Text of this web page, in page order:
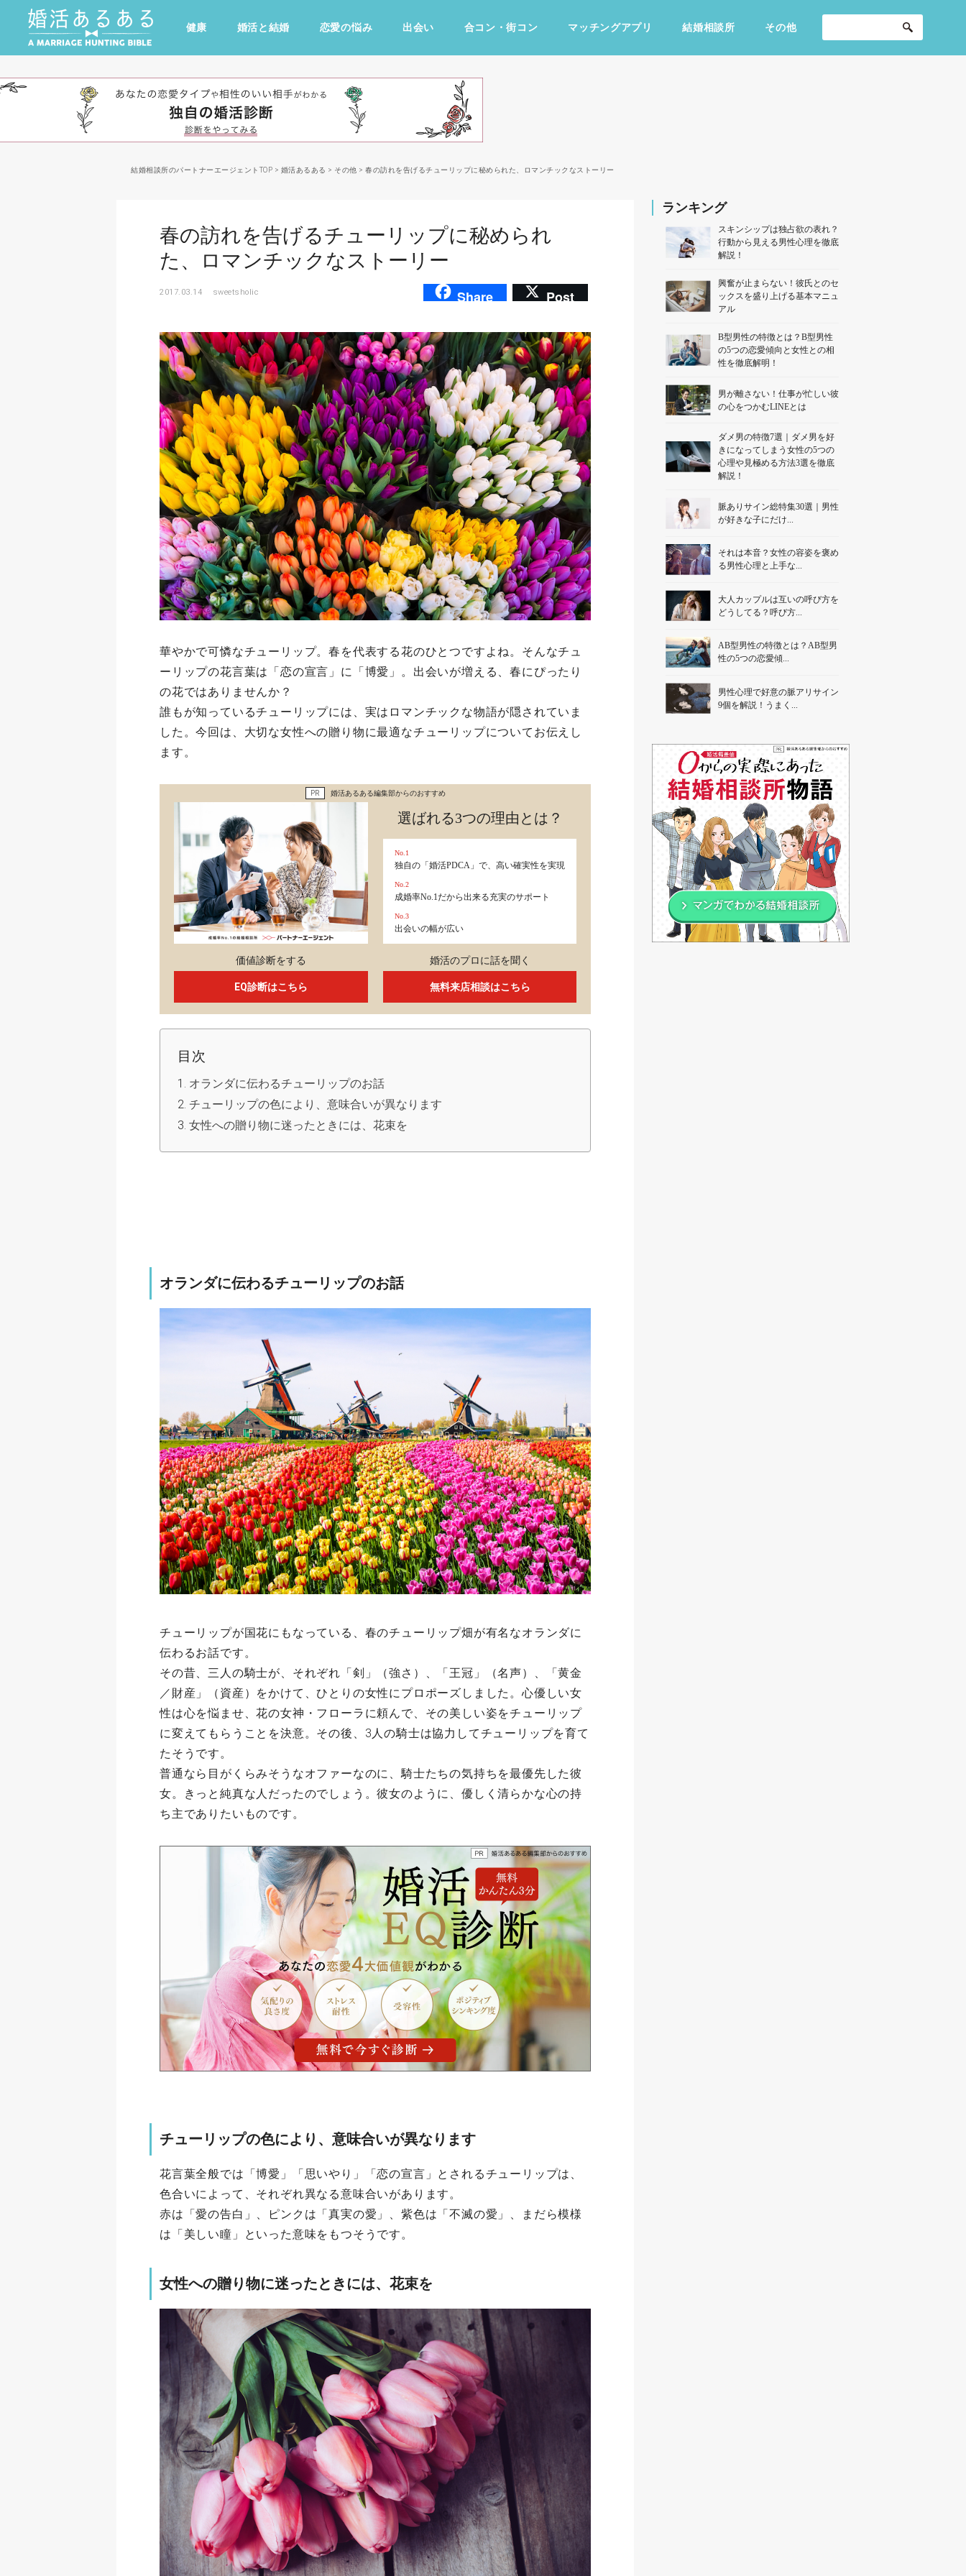
健康 婚活と結婚 恋愛の悩み 出会い 合コン・街コン マッチングアプリ 結婚相談所 その他
心の処方箋 カルチャー・トレンド・芸能
結婚相談所のパートナーエージェントTOP > 婚活あるある > その他 > 春の訪れを告げるチューリップに秘められた、ロマンチックなストーリー
春の訪れを告げるチューリップに秘められ
た、ロマンチックなストーリー
2017.03.14 sweetsholic Share Post
華やかで可憐なチューリップ。春を代表する花のひとつですよね。そんなチュ
ーリップの花言葉は「恋の宣言」に「博愛」。出会いが増える、春にぴったり
の花ではありませんか？
誰もが知っているチューリップには、実はロマンチックな物語が隠されていま
した。今回は、大切な女性への贈り物に最適なチューリップについてお伝えし
ます。
PR 婚活あるある編集部からのおすすめ
価値診断をする
EQ診断はこちら
選ばれる3つの理由とは？
No.1
独自の「婚活PDCA」で、高い確実性を実現
No.2
成婚率No.1だから出来る充実のサポート
No.3
出会いの幅が広い
婚活のプロに話を聞く
無料来店相談はこちら
目次
オランダに伝わるチューリップのお話
チューリップの色により、意味合いが異なります
女性への贈り物に迷ったときには、花束を
オランダに伝わるチューリップのお話
チューリップが国花にもなっている、春のチューリップ畑が有名なオランダに
伝わるお話です。
その昔、三人の騎士が、それぞれ「剣」（強さ）、「王冠」（名声）、「黄金
／財産」（資産）をかけて、ひとりの女性にプロポーズしました。心優しい女
性は心を悩ませ、花の女神・フローラに頼んで、その美しい姿をチューリップ
に変えてもらうことを決意。その後、3人の騎士は協力してチューリップを育て
たそうです。
普通なら目がくらみそうなオファーなのに、騎士たちの気持ちを最優先した彼
女。きっと純真な人だったのでしょう。彼女のように、優しく清らかな心の持
ち主でありたいものです。
チューリップの色により、意味合いが異なります
花言葉全般では「博愛」「思いやり」「恋の宣言」とされるチューリップは、
色合いによって、それぞれ異なる意味合いがあります。
赤は「愛の告白」、ピンクは「真実の愛」、紫色は「不滅の愛」、まだら模様
は「美しい瞳」といった意味をもつそうです。
女性への贈り物に迷ったときには、花束を
ランキング
スキンシップは独占欲の表れ？
行動から見える男性心理を徹底
解説！
興奮が止まらない！彼氏とのセ
ックスを盛り上げる基本マニュ
アル
B型男性の特徴とは？B型男性
の5つの恋愛傾向と女性との相
性を徹底解明！
男が離さない！仕事が忙しい彼
の心をつかむLINEとは
ダメ男の特徴7選｜ダメ男を好
きになってしまう女性の5つの
心理や見極める方法3選を徹底
解説！
脈ありサイン総特集30選｜男性
が好きな子にだけ...
それは本音？女性の容姿を褒め
る男性心理と上手な...
大人カップルは互いの呼び方を
どうしてる？呼び方...
AB型男性の特徴とは？AB型男
性の5つの恋愛傾...
男性心理で好意の脈アリサイン
9個を解説！うまく...